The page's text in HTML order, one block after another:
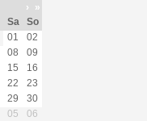
›
»
Sa
So
01
02
08
09
15
16
22
23
29
30
05 06